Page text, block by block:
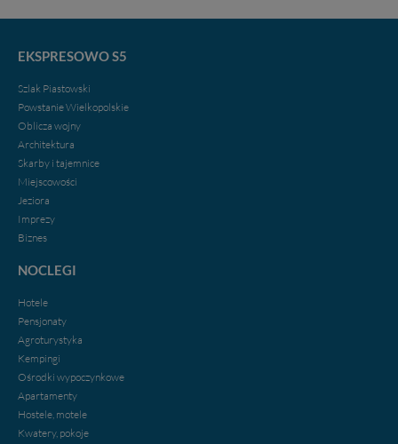
EKSPRESOWO S5
Szlak Piastowski
Powstanie Wielkopolskie
Oblicza wojny
Architektura
Skarby i tajemnice
Miejscowości
Jeziora
Imprezy
Biznes
NOCLEGI
Hotele
Pensjonaty
Agroturystyka
Kempingi
Ośrodki wypoczynkowe
Apartamenty
Hostele, motele
Kwatery, pokoje